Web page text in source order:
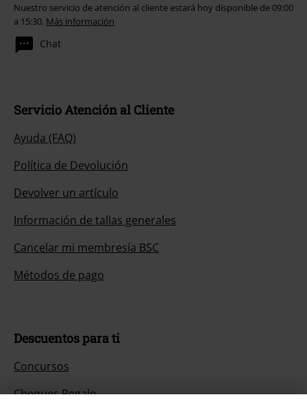
Nuestro servicio de atención al cliente estará hoy disponible de 09:00
a 15:30. Más información
Chat
Servicio Atención al Cliente
Ayuda (FAQ)
Política de Devolución
Devolver un artículo
Información de tallas generales
Cancelar mi membresía BSC
Métodos de pago
Descuentos para ti
Concursos
Cheques Regalo